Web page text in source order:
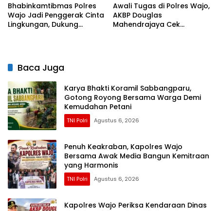
Bhabinkamtibmas Polres
Wajo Jadi Penggerak Cinta
Lingkungan, Dukung
Awali Tugas di Polres Wajo,
AKBP Douglas
Mahendrajaya Cek
Baca Juga
Karya Bhakti Koramil Sabbangparu,
Gotong Royong Bersama Warga Demi
Kemudahan Petani
TNI Polri Agustus 6, 2026
Penuh Keakraban, Kapolres Wajo
Bersama Awak Media Bangun Kemitraan
yang Harmonis
TNI Polri Agustus 6, 2026
Kapolres Wajo Periksa Kendaraan Dinas